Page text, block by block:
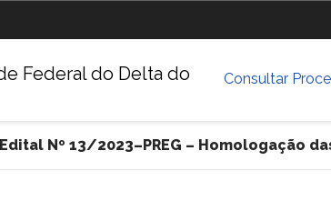
Consultar
Federal do Delta do
Edital Nº 13/2023–PREG – Homologação